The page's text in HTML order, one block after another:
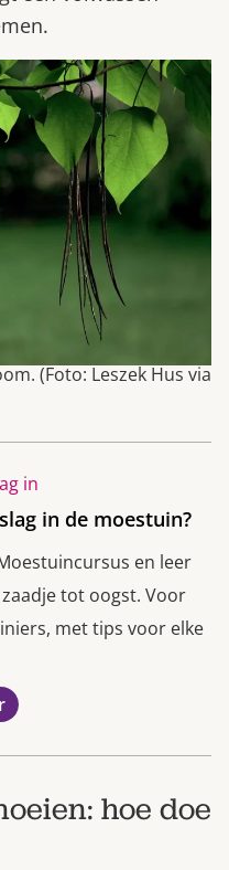
(Foto: Leszek Hus via
in de moestuin?
en leer
tot oogst. Voor
met tips voor elke
hoe doe